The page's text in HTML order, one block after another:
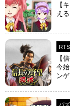
【
え
【
今
ン
パ